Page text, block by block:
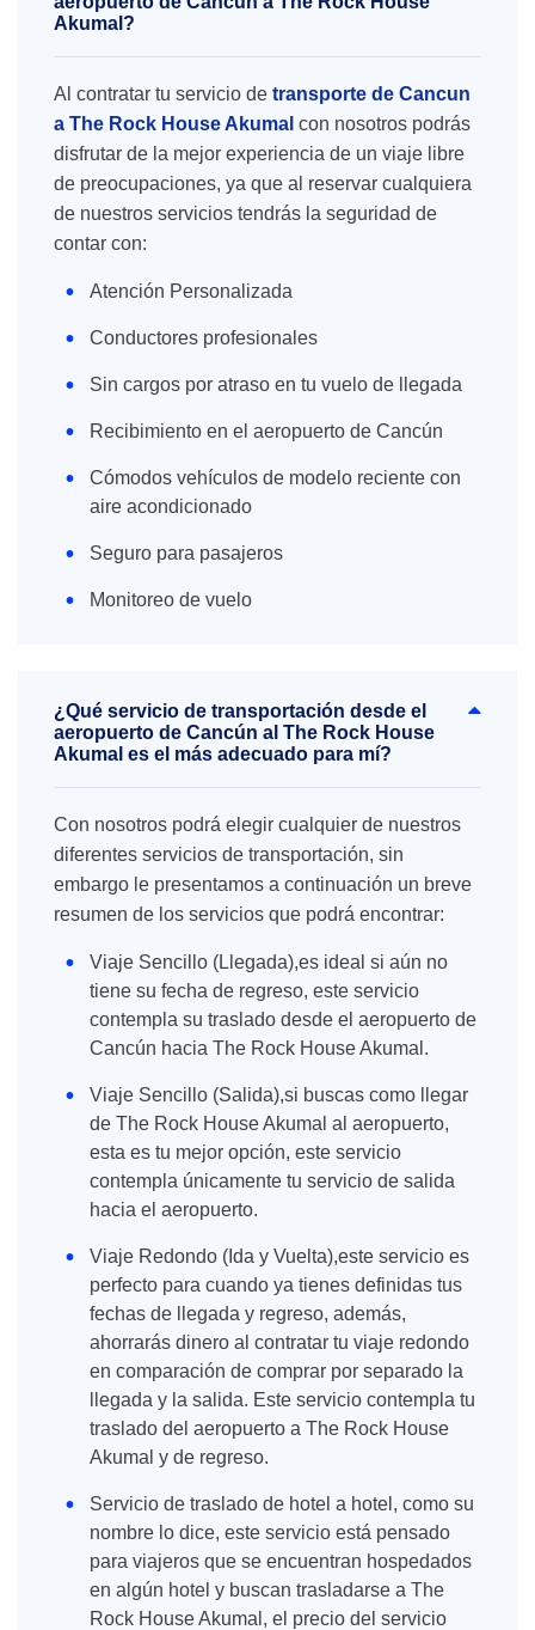
Akumal?
Al contratar tu servicio de transporte de Cancun
a The Rock House Akumal con nosotros podrás
disfrutar de la mejor experiencia de un viaje libre
de preocupaciones, ya que al reservar cualquiera
de nuestros servicios tendrás la seguridad de
contar con:
Atención Personalizada
Conductores profesionales
Sin cargos por atraso en tu vuelo de llegada
Recibimiento en el aeropuerto de Cancún
Cómodos vehículos de modelo reciente con
aire acondicionado
Seguro para pasajeros
Monitoreo de vuelo
¿Qué servicio de transportación desde el
aeropuerto de Cancún al The Rock House
Akumal es el más adecuado para mí?
Con nosotros podrá elegir cualquier de nuestros
diferentes servicios de transportación, sin
embargo le presentamos a continuación un breve
resumen de los servicios que podrá encontrar:
Viaje Sencillo (Llegada),es ideal si aún no
tiene su fecha de regreso, este servicio
contempla su traslado desde el aeropuerto de
Cancún hacia The Rock House Akumal.
Viaje Sencillo (Salida),si buscas como llegar
de The Rock House Akumal al aeropuerto,
esta es tu mejor opción, este servicio
contempla únicamente tu servicio de salida
hacia el aeropuerto.
Viaje Redondo (Ida y Vuelta),este servicio es
perfecto para cuando ya tienes definidas tus
fechas de llegada y regreso, además,
ahorrarás dinero al contratar tu viaje redondo
en comparación de comprar por separado la
llegada y la salida. Este servicio contempla tu
traslado del aeropuerto a The Rock House
Akumal y de regreso.
Servicio de traslado de hotel a hotel, como su
nombre lo dice, este servicio está pensado
para viajeros que se encuentran hospedados
en algún hotel y buscan trasladarse a The
Rock House Akumal, el precio del servicio